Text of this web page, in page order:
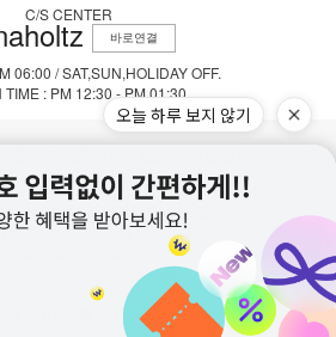
C/S CENTER
바로연결
06:00 / SAT,SUN,HOLIDAY OFF.
TIME : PM 12:30 - PM 01:30
소 : 인천시 남동구 능허대로625번길 140-8
개인정보 관리책임자 : 이창훈
호 : 제 2016-인천 남동구-0826호
자등록번호 : 137-86-12137
: annaholtz.com@gmail.com
오늘 하루 보지 않기